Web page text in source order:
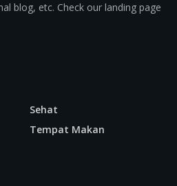
blog, etc. Check our landing page
Sehat
Tempat Makan